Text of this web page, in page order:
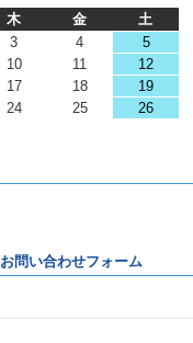
木 金
土
3 4
5
10 11
12
17 18
19
24 25
26
お問い合わせフォーム